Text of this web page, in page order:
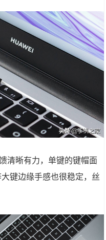
清晰有力，单键的键帽面
键边缘手感也很稳定，丝